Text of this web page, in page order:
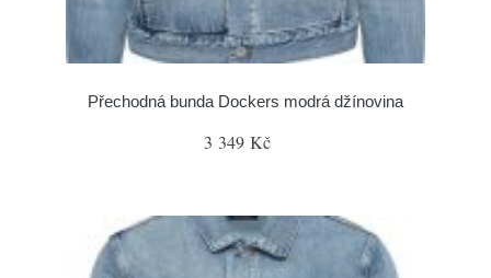
Přechodná bunda Dockers modrá džínovina
3 349 Kč